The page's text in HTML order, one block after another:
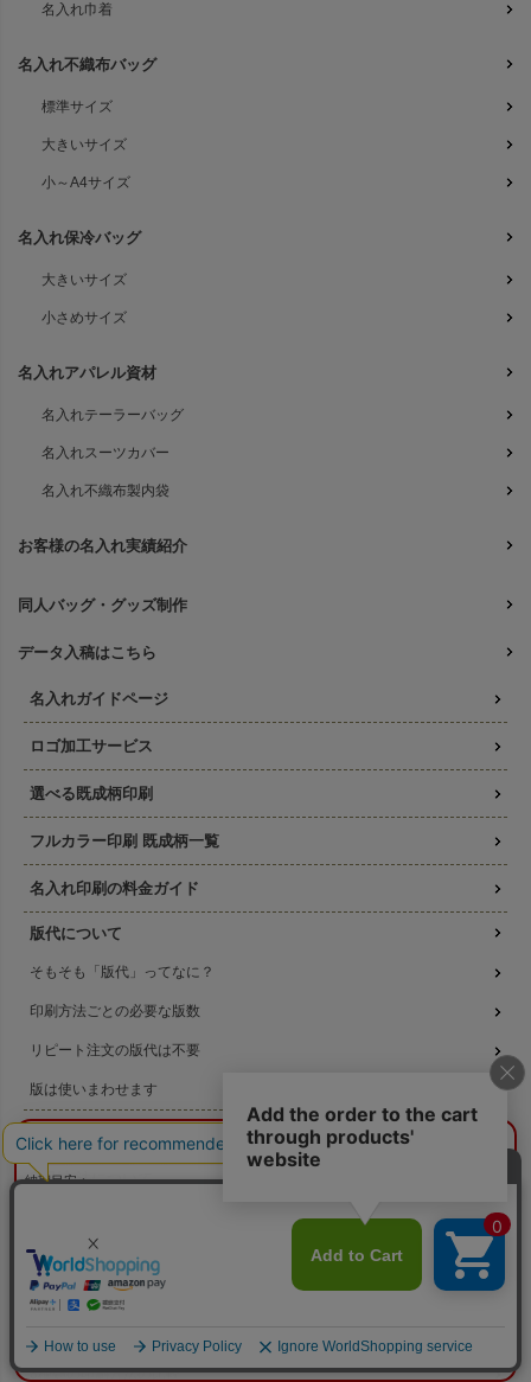
概算合計 ¥0 閉じる
納期目安：—
本体色：
選択してください
印刷位置：選択してください
印刷色：—
本体代：¥0
印刷代：¥0
名入れ巾着
名入れ不織布バッグ
標準サイズ
大きいサイズ
小～A4サイズ
名入れ保冷バッグ
大きいサイズ
小さめサイズ
名入れアパレル資材
名入れテーラーバッグ
名入れスーツカバー
名入れ不織布製内袋
お客様の名入れ実績紹介
同人バッグ・グッズ制作
データ入稿はこちら
名入れガイドページ
ロゴ加工サービス
選べる既成柄印刷
フルカラー印刷 既成柄一覧
名入れ印刷の料金ガイド
版代について
そもそも「版代」ってなに？
印刷方法ごとの必要な版数
リピート注文の版代は不要
版は使いまわせます
校正サービス
印刷方法について
コピー転写印刷
高温転写印刷
3種類の印刷方法の比較